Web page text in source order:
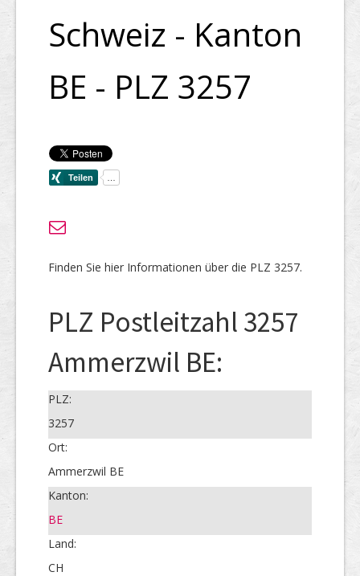
Schweiz - Kanton
BE - PLZ 3257
Finden Sie hier Informationen über die PLZ 3257.
PLZ Postleitzahl 3257
Ammerzwil BE:
PLZ:
3257
Ort:
Ammerzwil BE
Kanton:
BE
Land:
CH